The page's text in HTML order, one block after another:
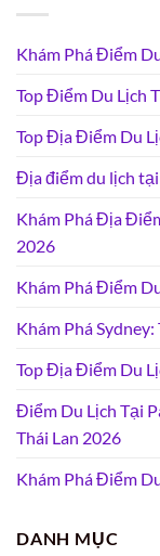
Khám Phá Điểm
Top Điểm Du Lịch
Top Địa Điểm Du
Địa điểm du lịch tại
Khám Phá Địa
2026
Khám Phá Điểm
Khám Phá
Top Địa Điểm Du
Điểm Du Lịch Tại
Thái Lan 2026
Khám Phá Điểm
DANH MỤC